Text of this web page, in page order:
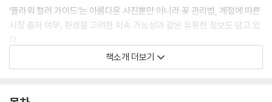
‘플라워 컬러 가이드’는 아름다운 사진뿐만 아니라 꽃 관리법, 계절에 따른
시장 출하 여부, 환경을 고려한 지속 가능성과 같은 유용한 정보도 담고 있
다.
‘플라워 컬러 가이드’는 전문 플로리스트와 이벤트 플래너뿐만 아니라 식
물에 대한 열정과 무궁무진한 색상 조합에 강한 흥미를 가진 사람 모두에
책소개 더보기